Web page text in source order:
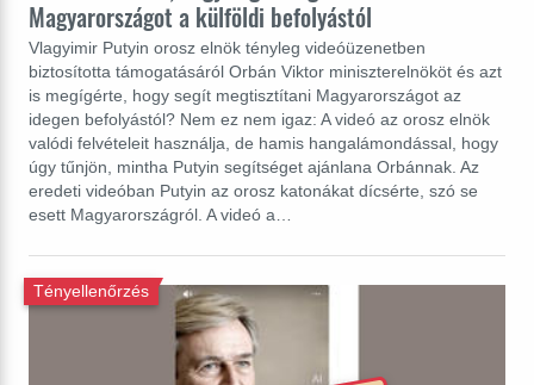
Magyarországot a külföldi befolyástól
Vlagyimir Putyin orosz elnök tényleg videóüzenetben
biztosította támogatásáról Orbán Viktor miniszterelnököt és azt
is megígérte, hogy segít megtisztítani Magyarországot az
idegen befolyástól? Nem ez nem igaz: A videó az orosz elnök
valódi felvételeit használja, de hamis hangalámondással, hogy
úgy tűnjön, mintha Putyin segítséget ajánlana Orbánnak. Az
eredeti videóban Putyin az orosz katonákat dícsérte, szó se
esett Magyarországról. A videó a…
Tényellenőrzés